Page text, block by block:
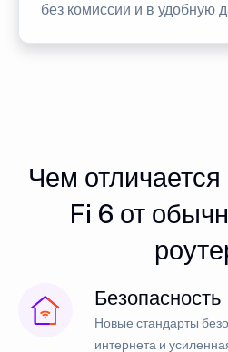
без комиссии и в удобную
Чем
Fi 6 от
Безопасность
Новые стандарты
интернета и